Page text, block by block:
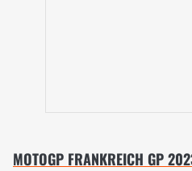
MOTOGP FRANKREICH GP